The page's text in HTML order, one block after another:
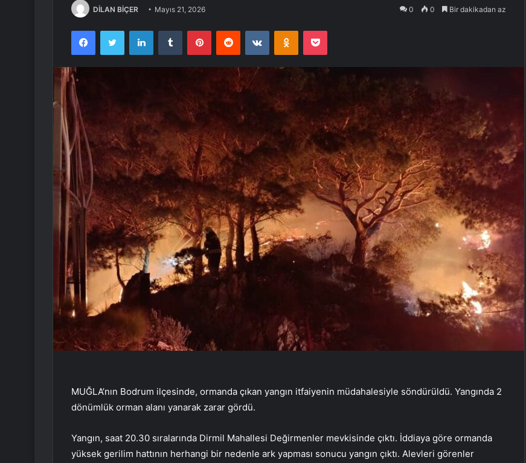
DİLAN BİÇER Mayıs 21, 2026 0 0 Bir dakikadan az
FacebookTwitter LinkedInTumblr PinterestReddit VKontakteOdnoklassniki
Pocket
MUĞLA’nın Bodrum ilçesinde, ormanda çıkan yangın itfaiyenin müdahalesiyle söndürüldü. Yangında 2
dönümlük orman alanı yanarak zarar gördü.
Yangın, saat 20.30 sıralarında Dirmil Mahallesi Değirmenler mevkisinde çıktı. İddiaya göre ormanda
yüksek gerilim hattının herhangi bir nedenle ark yapması sonucu yangın çıktı. Alevleri görenler